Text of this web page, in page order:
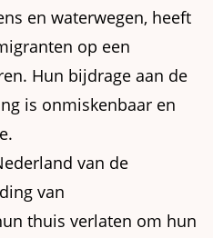
en waterwegen, heeft
op een
Hun bijdrage aan de
is onmiskenbaar en
van de
van
thuis verlaten om hun